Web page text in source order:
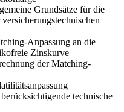
Grundsätze für die
Anpassung an die
Zinskurve
der Matching-
technische